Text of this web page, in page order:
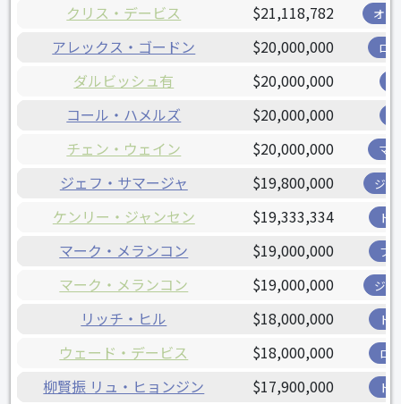
クリス・デービス $21,118,782 オリ
アレックス・ゴードン $20,000,000 ロ
ダルビッシュ有 $20,000,000
コール・ハメルズ $20,000,000
チェン・ウェイン $20,000,000 マ
ジェフ・サマージャ $19,800,000 ジャ
ケンリー・ジャンセン $19,333,334 ド
マーク・メランコン $19,000,000 ブ
マーク・メランコン $19,000,000 ジャ
リッチ・ヒル $18,000,000 ド
ウェード・デービス $18,000,000 ロ
柳賢振 リュ・ヒョンジン $17,900,000 ド